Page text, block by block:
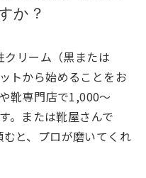
か？
クリーム（黒または
トから始めることをお
靴専門店で1,000〜
。または靴屋さんで
むと、プロが磨いてくれ